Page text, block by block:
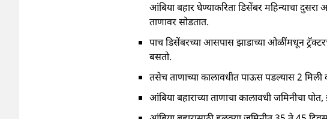
आंबिया बहार घेण्याकरिता डिसेंबर महिन्याचा
ताणावर सोडतात.
पाच डिसेंबरच्या आसपास झाडाच्या ओळींमधून
बसतो.
तसेच ताणाच्या कालावधीत पाऊस पडल्यास 2
आंबिया बहाराच्या ताणाचा कालावधी जमिनीचा